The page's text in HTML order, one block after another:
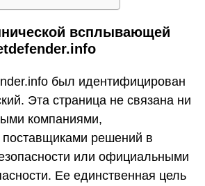
всплывающей
был идентифицирован
Эта страница не связана ни
компаниями,
поставщиками решений в
или официальными
Ее единственная цель